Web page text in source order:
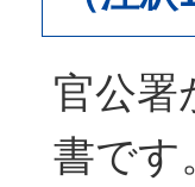
官公署
書です